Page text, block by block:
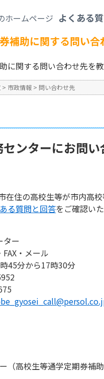
よくある
補助に関する問い
に関する問い合わせ先を
> 市政情報 > 問い合わせ先
ンターにお問
在住の高校生等が市内高
る質問と回答をご確認い
ター
・メール
45分から17時30分
（高校生等通学定期券補